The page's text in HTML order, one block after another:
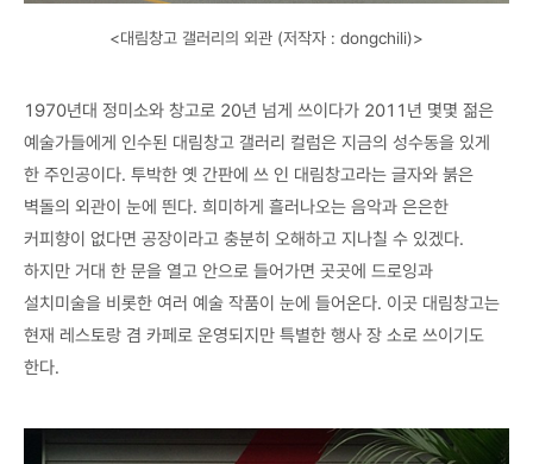
<대림창고 갤러리의 외관 (저작자 : dongchili)>
1970년대 정미소와 창고로 20년 넘게 쓰이다가 2011년 몇몇 젊은
예술가들에게 인수된 대림창고 갤러리 컬럼은 지금의 성수동을 있게
한 주인공이다. 투박한 옛 간판에 쓰 인 대림창고라는 글자와 붉은
벽돌의 외관이 눈에 띈다. 희미하게 흘러나오는 음악과 은은한
커피향이 없다면 공장이라고 충분히 오해하고 지나칠 수 있겠다.
하지만 거대 한 문을 열고 안으로 들어가면 곳곳에 드로잉과
설치미술을 비롯한 여러 예술 작품이 눈에 들어온다. 이곳 대림창고는
현재 레스토랑 겸 카페로 운영되지만 특별한 행사 장 소로 쓰이기도
한다.